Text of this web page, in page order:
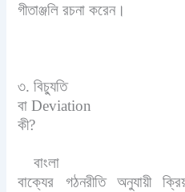
গীতাঞ্জলি রচনা করেন।
৩. বিচ্যুতি
বাDeviation
কী?
বাংলা
বাক্যের গঠনরীতি অনুযায়ী